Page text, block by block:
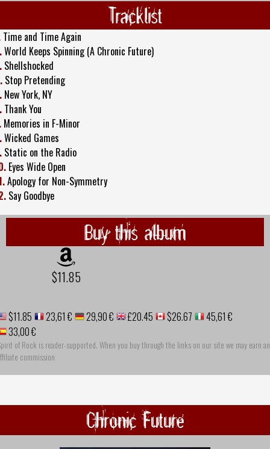
Tracklist
Time and Time Again
World Keeps Spinning (A Chronic Future)
Shellshocked
Stop Pretending
New York, NY
Thank You
Memories in F-Minor
Wicked Games
Static on the Radio
Eyes Wide Open
Apology for Non-Symmetry
Say Goodbye
Buy this album
$11.85
$11.85 23,61 € 29,90 € £20.45 $26.67
45,61 €
33,00 €
of Rock is reader-supported. When you buy through the links on our site we may earn an
commission
Chronic Future